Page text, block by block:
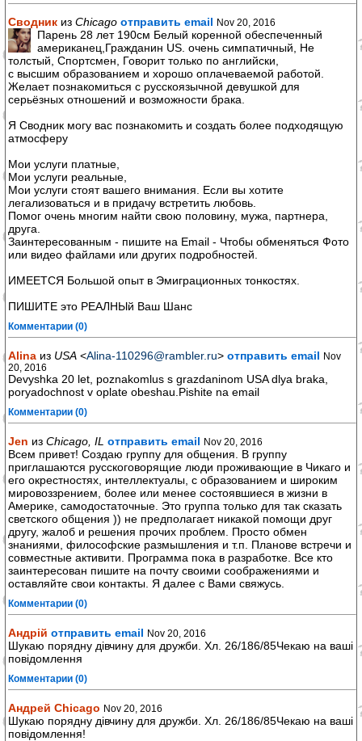
Сводник из Chicago отправить email Nov 20, 2016
Парень 28 лет 190см Белый коренной обеспеченный
американец,Гражданин US. очень симпaтичный, Не
толстый, Спортсмен, Говорит только по английски,
с высшим образованием и хорошо оплачеваемой работой.
Желает познакомиться с русскоязычной девушкой для
серьёзных отношений и возможности брака.
Я Сводник могу вас познакомить и создать более подходящую
атмосферу
Мои услуги платные,
Мои услуги реальные,
Мои услуги стоят вашего внимания. Если вы хотите
легализоваться и в придачу встретить любовь.
Помог очень многим найти свою половину, мужа, пaртнера,
друга.
Заинтересованным - пишите на Email - Чтобы обменяться Фото
или видео файлами или других подробностей.
ИМЕЕТСЯ Большой опыт в Эмиграционных тонкостях.
ПИШИТЕ это РЕАЛНЫй Ваш Шанс
Комментарии (0)
Alina из USA <Alina-110296@rambler.ru> отправить email Nov
20, 2016
Devyshka 20 let, poznakomlus s grazdaninom USA dlya braka,
poryadochnost v oplate obeshau.Pishite na email
Комментарии (0)
Jen из Chicago, IL отправить email Nov 20, 2016
Всем привет! Создаю группу для общения. В группу
приглашаются русскоговорящие люди проживающие в Чикаго и
его окрестностях, интеллектуалы, с образованием и широким
мировоззрением, более или менее состоявшиеся в жизни в
Америке, самодостаточные. Это группа только для так сказать
светского общения )) не предполагает никакой помощи друг
другу, жалоб и решения прочих проблем. Просто обмен
знаниями, философские размышления и т.п. Планове встречи и
совместные активити. Программа пока в разработке. Все кто
заинтересован пишите на почту своими соображениями и
оставляйте свои контакты. Я далее с Вами свяжусь.
Комментарии (0)
Андрій отправить email Nov 20, 2016
Шукаю порядну дівчину для дружби. Хл. 26/186/85Чекаю на ваші
повідомлення
Комментарии (0)
Андрей Chicago Nov 20, 2016
Шукаю порядну дівчину для дружби. Хл. 26/186/85Чекаю на ваші
повідомлення!